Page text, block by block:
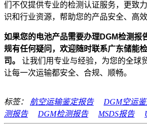
们不仅提供专业的检测认证服务，更致
识和行业资源，帮助您的产品安全、高
如果您的电池产品需要办理DGM检测报
规有任何疑问，欢迎随时联系广东储能
司。
让我们用专业与经验，为您的全球
让每一次运输都安全、合规、顺畅。
标签： 航空运输鉴定报告 DGM空运
测报告
DGM检测报告 MSDS报告